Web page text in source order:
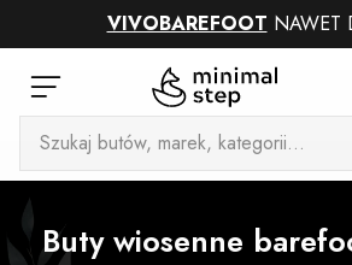
VIVOBAREFOOT NAWET
Wyszukiwarka
produktów
Buty wiosenne